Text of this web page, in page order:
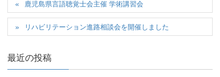
鹿児島県言語聴覚士会主催 学術講習会
リハビリテーション進路相談会を開催しました
最近の投稿